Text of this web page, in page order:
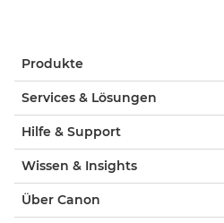
Produkte
Services & Lösungen
Hilfe & Support
Wissen & Insights
Über Canon